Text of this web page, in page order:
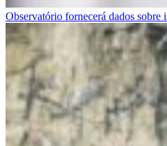
Observatório fornecerá dados sobre